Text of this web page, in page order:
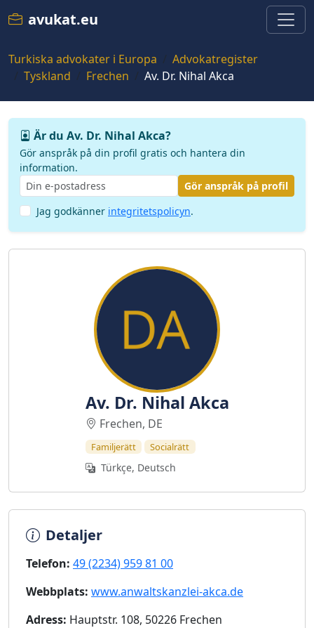
avukat.eu
Turkiska advokater i Europa
Advokatregister
Tyskland
Frechen Av. Dr. Nihal Akca
Är du Av. Dr. Nihal Akca?
Gör anspråk på din profil gratis och hantera din
information.
Gör anspråk på profil
Jag godkänner integritetspolicyn.
Av. Dr. Nihal Akca
Frechen, DE
Familjerätt Socialrätt
Türkçe, Deutsch
Detaljer
Telefon: 49 (2234) 959 81 00
Webbplats: www.anwaltskanzlei-akca.de
Adress: Hauptstr. 108, 50226 Frechen